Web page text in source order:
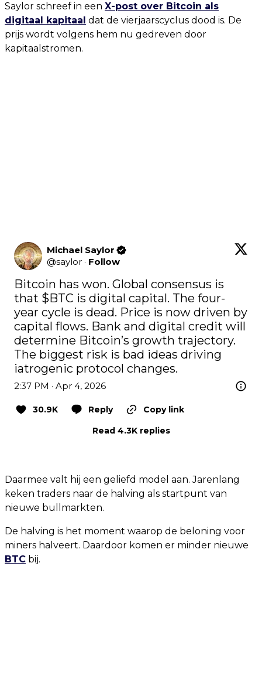
Saylor schreef in een X-post over Bitcoin als
digitaal kapitaal dat de vierjaarscyclus dood is. De
prijs wordt volgens hem nu gedreven door
kapitaalstromen.
Michael Saylor
@saylor · Follow
Bitcoin has won. Global consensus is
that $BTC is digital capital. The four-
year cycle is dead. Price is now driven by
capital flows. Bank and digital credit will
determine Bitcoin’s growth trajectory.
The biggest risk is bad ideas driving
iatrogenic protocol changes.
2:37 PM · Apr 4, 2026
30.9K Reply
Copy link
Read 4.3K replies
Daarmee valt hij een geliefd model aan. Jarenlang
keken traders naar de halving als startpunt van
nieuwe bullmarkten.
De halving is het moment waarop de beloning voor
miners halveert. Daardoor komen er minder nieuwe
BTC bij.